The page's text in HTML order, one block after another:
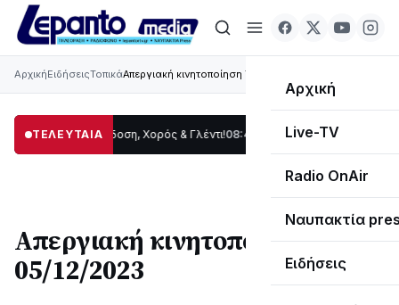
Αρχική
Live-TV
Radio OnAir
Ναυπακτία
Ειδήσεις
ΑρχικήΕιδήσειςΤοπικάΑπεργιακή κινητοποίηση Τρίτη 05/12/2023
ΤΕΛΕΥΤΑΙΑ
Παράδοση, Χορός & Γλέντι! 08:41 ΤΟ ΠΑΡΤΥ ΣΥΝΕΧΙΖΕΤΑΙ…
Απεργιακή κινητοποίηση Τρίτη
05/12/2023